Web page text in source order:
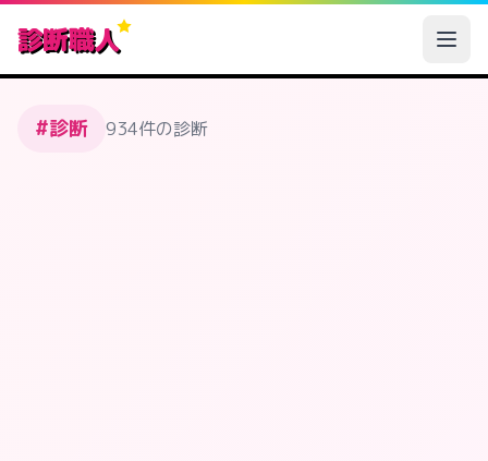
診断職人
#診断 934件の診断